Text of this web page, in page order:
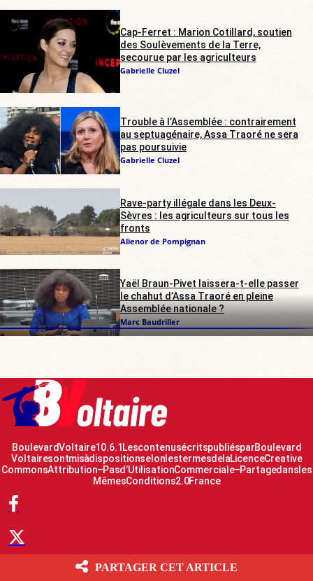
Cap-Ferret : Marion Cotillard, soutien
des Soulèvements de la Terre,
secourue par les agriculteurs
Gabrielle Cluzel
Trouble à l’Assemblée : contrairement
au septuagénaire, Assa Traoré ne sera
pas poursuivie
Gabrielle Cluzel
Rave-party illégale dans les Deux-
Sèvres : les agriculteurs sur tous les
fronts
Alienor de Pompignan
Yaël Braun-Pivet laissera-t-elle passer
le chahut d’Assa Traoré en pleine
Assemblée nationale ?
Marc Baudriller
Boulevard Voltaire 10.6.1 Les contenus écrits publiés par Boulevard
Voltaire sont mis à disposition selon les termes de la Licence Creative
Commons Attribution – Pas d’Utilisation Commerciale – Partage dans les
Mêmes Conditions 2.0 France
PARTAGER CET ARTICLE